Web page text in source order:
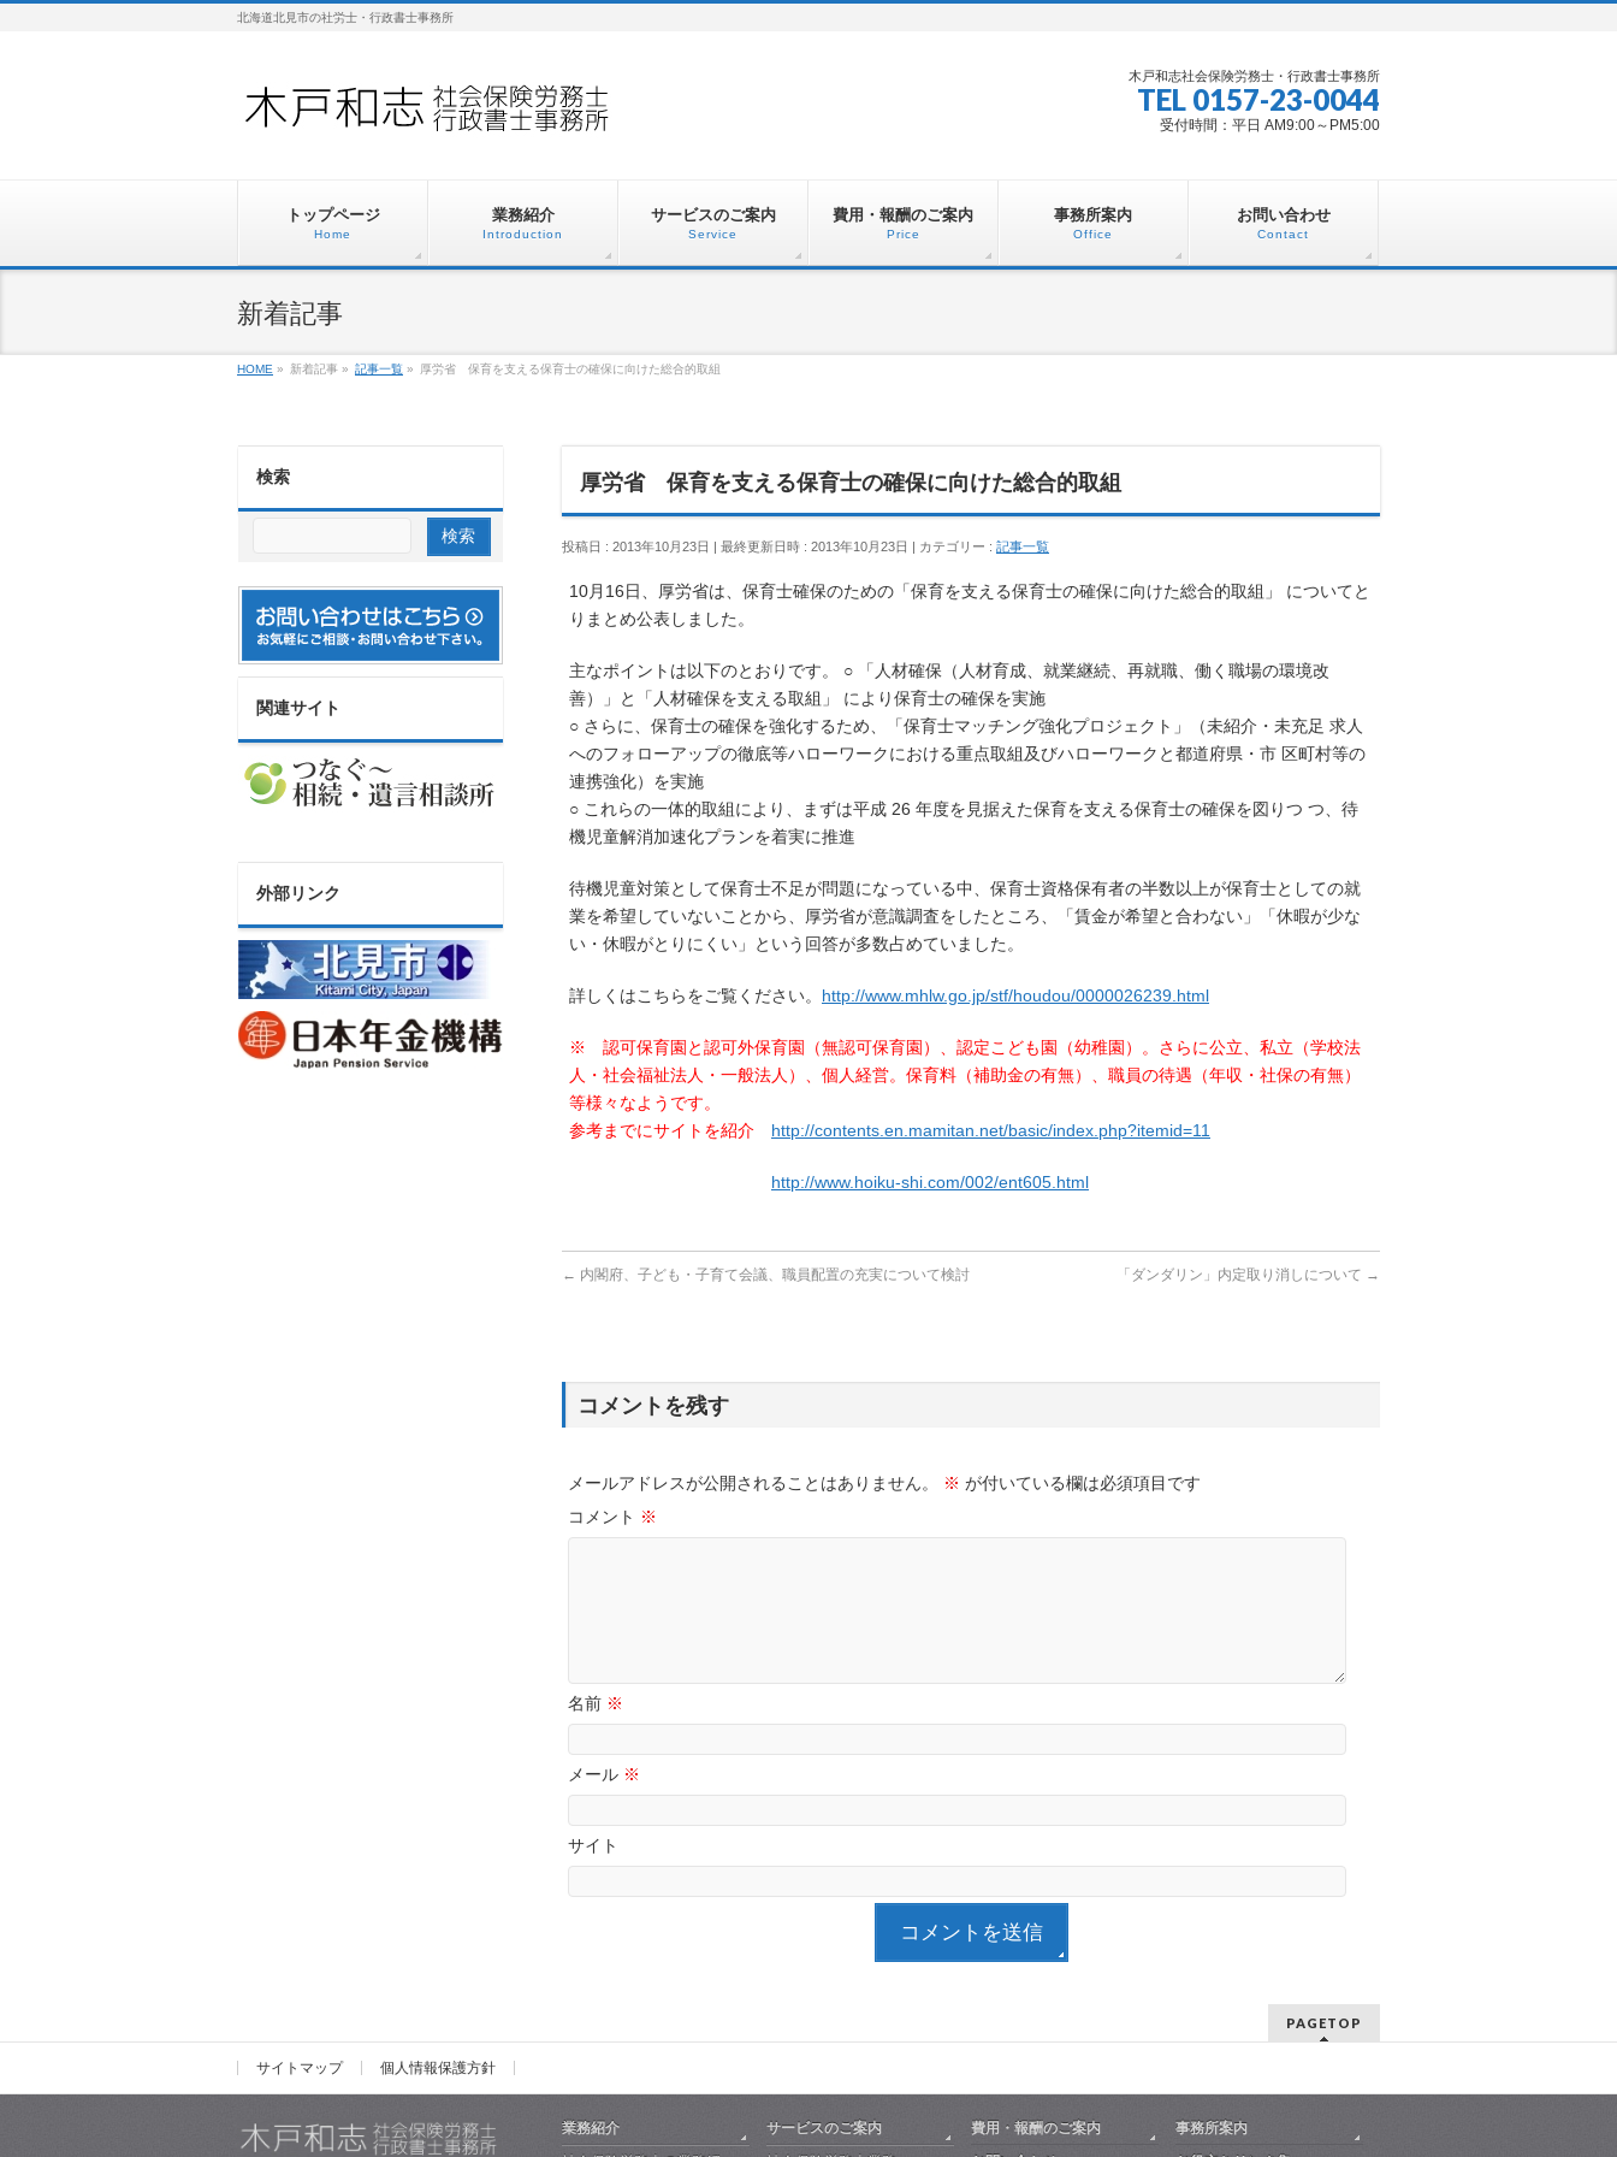
北海道北見市の社労士・行政書士事務所
木戸和志社会保険労務士・行政書士事務所
TEL 0157-23-0044
受付時間：平日 AM9:00～PM5:00
トップページ
Home
業務紹介
Introduction
サービスのご案内
Service
費用・報酬のご案内
Price
事務所案内
Office
お問い合わせ
Contact
新着記事
HOME » 新着記事 » 記事一覧 » 厚労省 保育を支える保育士の確保に向けた総合的取組
厚労省 保育を支える保育士の確保に向けた総合的取組
投稿日 : 2013年10月23日 最終更新日時 : 2013年10月23日 カテゴリー : 記事一覧
10月16日、厚労省は、保育士確保のための「保育を支える保育士の確保に向けた総合的取組」 についてと
りまとめ公表しました。
主なポイントは以下のとおりです。 ○ 「人材確保（人材育成、就業継続、再就職、働く職場の環境改
善）」と「人材確保を支える取組」 により保育士の確保を実施
○ さらに、保育士の確保を強化するため、「保育士マッチング強化プロジェクト」（未紹介・未充足 求人
へのフォローアップの徹底等ハローワークにおける重点取組及びハローワークと都道府県・市 区町村等の
連携強化）を実施
○ これらの一体的取組により、まずは平成 26 年度を見据えた保育を支える保育士の確保を図りつ つ、待
機児童解消加速化プランを着実に推進
待機児童対策として保育士不足が問題になっている中、保育士資格保有者の半数以上が保育士としての就
業を希望していないことから、厚労省が意識調査をしたところ、「賃金が希望と合わない」「休暇が少な
い・休暇がとりにくい」という回答が多数占めていました。
詳しくはこちらをご覧ください。 http://www.mhlw.go.jp/stf/houdou/0000026239.html
※ 認可保育園と認可外保育園（無認可保育園）、認定こども園（幼稚園）。さらに公立、私立（学校法
人・社会福祉法人・一般法人）、個人経営。保育料（補助金の有無）、職員の待遇（年収・社保の有無）
等様々なようです。
参考までにサイトを紹介 http://contents.en.mamitan.net/basic/index.php?itemid=11
http://www.hoiku-shi.com/002/ent605.html
← 内閣府、子ども・子育て会議、職員配置の充実について検討 「ダンダリン」内定取り消しについて →
コメントを残す
メールアドレスが公開されることはありません。 ※ が付いている欄は必須項目です
コメント ※
名前 ※
メール ※
サイト
検索
関連サイト
外部リンク
PAGETOP
サイトマップ 個人情報保護方針
業務紹介
サービスのご案内
費用・報酬のご案内
事務所案内